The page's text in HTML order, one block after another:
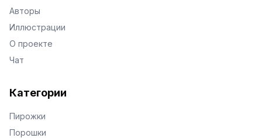
Авторы
Иллюстрации
О проекте
Чат
Категории
Пирожки
Порошки